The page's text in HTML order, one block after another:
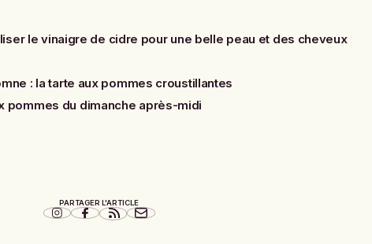
le vinaigre de cidre pour une belle peau et des cheveux
: la tarte aux pommes croustillantes
pommes du dimanche après-midi
PARTAGER L'ARTICLE